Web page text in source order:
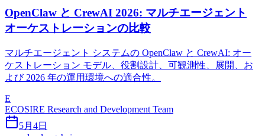
OpenClaw と CrewAI 2026: マルチエージェント
オーケストレーションの比較
マルチエージェント システムの OpenClaw と CrewAI: オー
ケストレーション モデル、役割設計、可観測性、展開、お
よび 2026 年の運用環境への適合性。
E
ECOSIRE Research and Development Team
5月4日